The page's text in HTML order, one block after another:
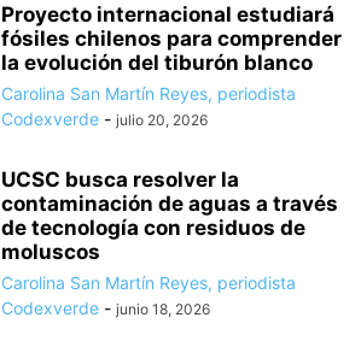
Proyecto internacional estudiará
fósiles chilenos para comprender
la evolución del tiburón blanco
Carolina San Martín Reyes, periodista
Codexverde - julio 20, 2026
UCSC busca resolver la
contaminación de aguas a través
de tecnología con residuos de
moluscos
Carolina San Martín Reyes, periodista
Codexverde - junio 18, 2026